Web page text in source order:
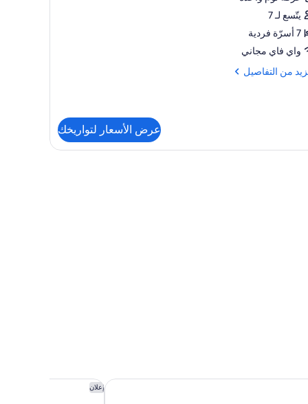
يتّسع لـ 7
7 أسرّة فردية
واي فاي مجاني
من التفاصيل
عرض الأسعار لتواريخك
بوينس آيرس إعلان
ألفيار آرت هوتل